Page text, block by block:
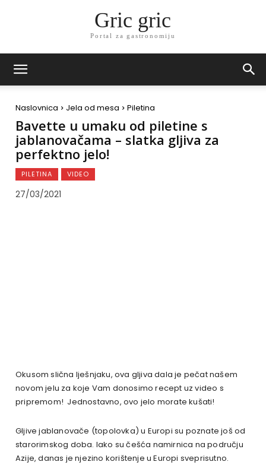
Gric gric
Portal za gastronomiju
Naslovnica Jela od mesa Piletina
Bavette u umaku od piletine s
jablanovačama – slatka gljiva za
perfektno jelo!
PILETINA VIDEO
27/03/2021
Okusom slična lješnjaku, ova gljiva dala je pečat našem
novom jelu za koje Vam donosimo recept uz video s
pripremom! Jednostavno, ovo jelo morate kušati!
Gljive jablanovače (topolovka) u Europi su poznate još od
starorimskog doba. Iako su češća namirnica na području
Azije, danas je njezino korištenje u Europi sveprisutno.